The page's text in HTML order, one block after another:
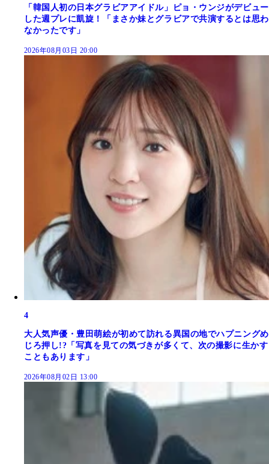
「韓国人初の日本グラビアアイドル」ピョ・ウンジがデビュー
した週プレに凱旋！「まさか妹とグラビアで共演するとは思わ
なかったです」
2026年08月03日 20:00
4
大人気声優・豊田萌絵が初めて訪れる異国の地でハプニングめ
じろ押し!?「写真を見ての気づきが多くて、次の撮影に生かす
こともあります」
2026年08月02日 13:00